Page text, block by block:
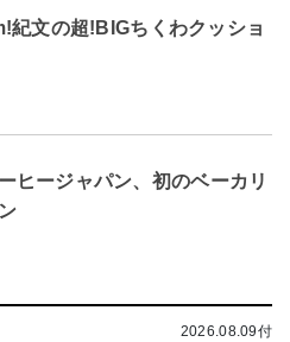
紀文の超!BIGちくわクッショ
ヒージャパン、初のベーカリ
2026.08.09付